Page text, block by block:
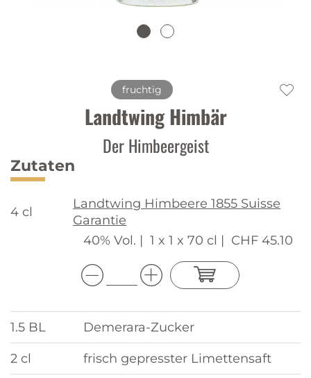
fruchtig
Landtwing Himbär
Der Himbeergeist
Zutaten
4 cl
Landtwing Himbeere 1855 Suisse
Garantie
40% Vol. | 1 x 1 x 70 cl | CHF 45.10
1.5 BL Demerara-Zucker
2 cl frisch gepresster Limettensaft